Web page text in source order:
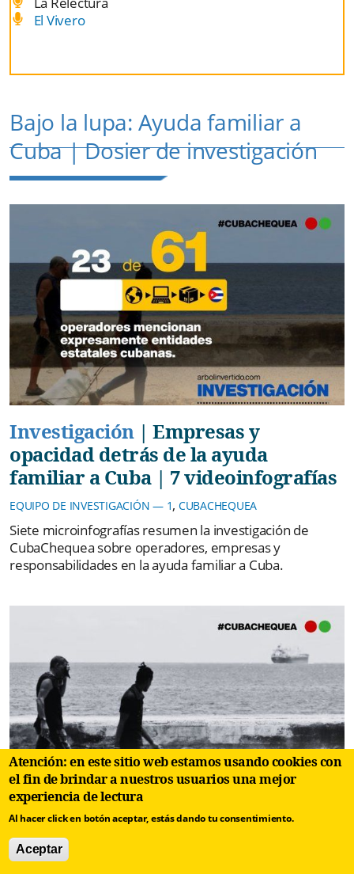
El Vivero
Bajo la lupa: Ayuda familiar a
Cuba | Dosier de investigación
Investigación| Empresas y
opacidad detrás de la ayuda
familiar a Cuba | 7 videoinfografías
EQUIPO DE INVESTIGACIÓN — 1, CUBACHEQUEA
Siete microinfografías resumen la investigación de
CubaChequea sobre operadores, empresas y
responsabilidades en la ayuda familiar a Cuba.
Investigación
la ayuda a Cuba: empresas,
Atención: en este sitio web estamos usando cookies con
el fin de brindar a nuestros usuarios una mejor
experiencia de lectura
Al hacer click en botón aceptar, estás dando tu consentimiento.
Aceptar